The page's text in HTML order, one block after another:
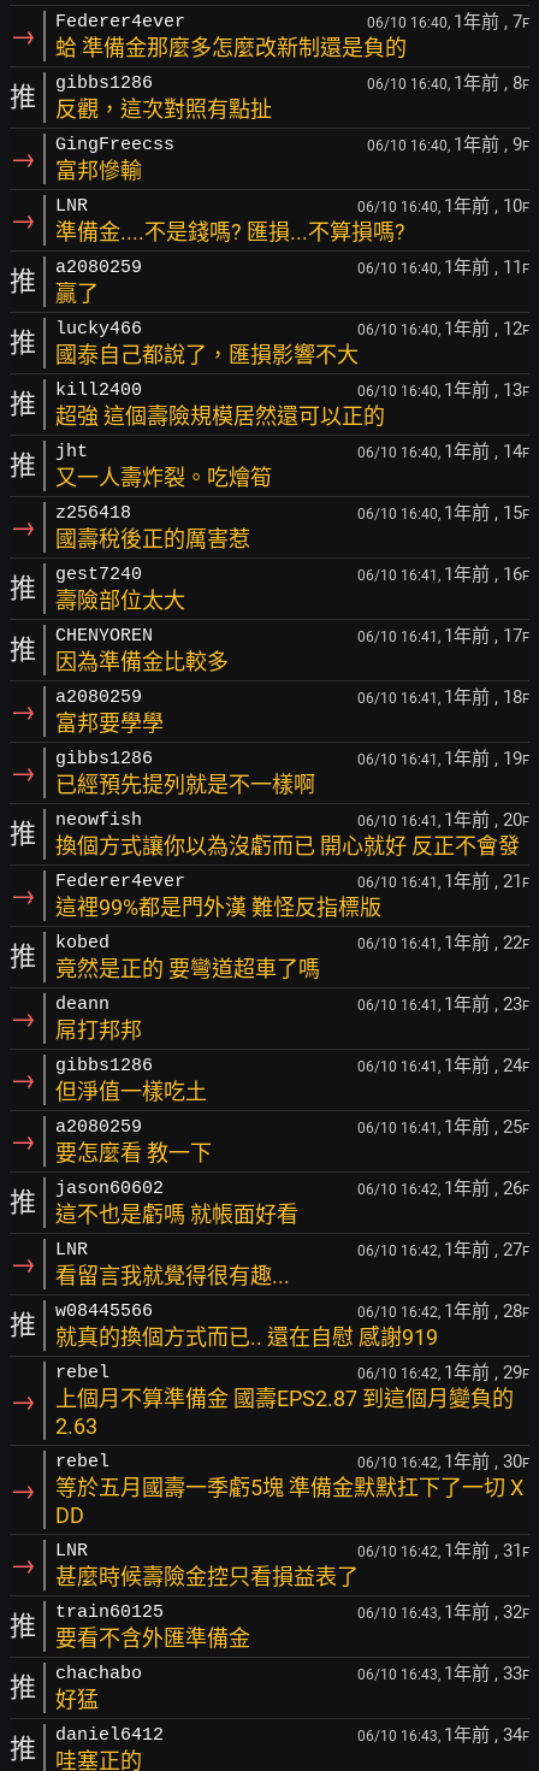
→ Federer4ever 06/10 16:40, 1年前 , 7F
蛤 準備金那麼多怎麼改新制還是負的
推 gibbs1286 06/10 16:40, 1年前 , 8F
反觀，這次對照有點扯
→ GingFreecss 06/10 16:40, 1年前 , 9F
富邦慘輸
→ LNR 06/10 16:40, 1年前 , 10F
準備金....不是錢嗎? 匯損...不算損嗎?
推 a2080259 06/10 16:40, 1年前 , 11 F
贏了
推 lucky466 06/10 16:40, 1年前 , 12F
國泰自己都說了，匯損影響不大
推 kill2400 06/10 16:40, 1年前 , 13F
超強 這個壽險規模居然還可以正的
推 jht 06/10 16:40, 1年前 , 14F
又一人壽炸裂。吃燴筍
→ z256418 06/10 16:40, 1年前 , 15F
國壽稅後正的厲害惹
推 gest7240 06/10 16:41, 1年前 , 16F
壽險部位太大
推 CHENYOREN 06/10 16:41, 1年前 , 17F
因為準備金比較多
→ a2080259 06/10 16:41, 1年前 , 18F
富邦要學學
→ gibbs1286 06/10 16:41, 1年前 , 19F
已經預先提列就是不一樣啊
推 neowfish 06/10 16:41, 1年前 , 20F
換個方式讓你以為沒虧而已 開心就好 反正不會發
→ Federer4ever 06/10 16:41, 1年前 , 21 F
這裡99%都是門外漢 難怪反指標版
推 kobed 06/10 16:41, 1年前 , 22F
竟然是正的 要彎道超車了嗎
→ deann 06/10 16:41, 1年前 , 23F
屌打邦邦
→ gibbs1286 06/10 16:41, 1年前 , 24F
但淨值一樣吃土
→ a2080259 06/10 16:41, 1年前 , 25F
要怎麼看 教一下
推 jason60602 06/10 16:42, 1年前 , 26F
這不也是虧嗎 就帳面好看
→ LNR 06/10 16:42, 1年前 , 27F
看留言我就覺得很有趣...
推 w08445566 06/10 16:42, 1年前 , 28F
就真的換個方式而已.. 還在自慰 感謝919
→
rebel 06/10 16:42, 1年前 , 29F
上個月不算準備金 國壽EPS2.87 到這個月變負的
2.63
→
rebel 06/10 16:42, 1年前 , 30F
等於五月國壽一季虧5塊 準備金默默扛下了一切 X
DD
→ LNR 06/10 16:42, 1年前 , 31 F
甚麼時候壽險金控只看損益表了
推 train60125 06/10 16:43, 1年前 , 32F
要看不含外匯準備金
推 chachabo 06/10 16:43, 1年前 , 33F
好猛
推 daniel6412 06/10 16:43, 1年前 , 34F
哇塞正的